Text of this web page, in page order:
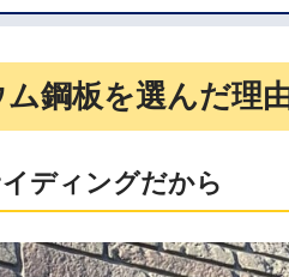
鋼板を選んだ理
ディングだから